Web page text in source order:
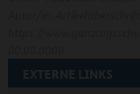
EXTERNE LINKS